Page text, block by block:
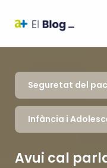
Seguretat del
Infància i
Avui cal